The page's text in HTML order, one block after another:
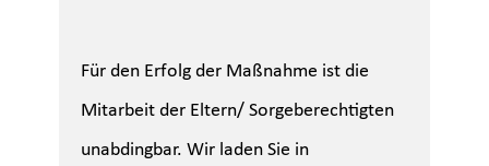
Für den Erfolg der Maßnahme ist die
Mitarbeit der Eltern/ Sorgeberechtigten
unabdingbar. Wir laden Sie in